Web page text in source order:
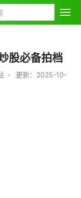
股必备拍档
•
更新：2025-10-